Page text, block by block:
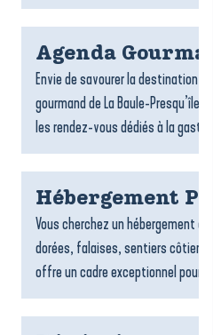
Agenda
Envie de savourer la destination
gourmand de La Baule-Presqu’île
les rendez-vous dédiés à la
Hébergement
Vous cherchez un hébergement à
dorées, falaises, sentiers côtiers
offre un cadre exceptionnel pour